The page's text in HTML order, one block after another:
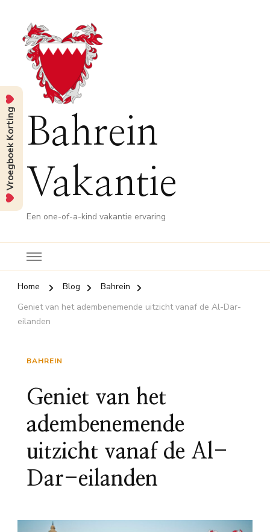
Bahrein
Vakantie
Een one-of-a-kind vakantie ervaring
Home Blog
Bahrein
Geniet van het adembenemende uitzicht vanaf de Al-Dar-
eilanden
BAHREIN
Geniet van het
adembenemende
uitzicht vanaf de Al-
Dar-eilanden
Vroegboek Korting